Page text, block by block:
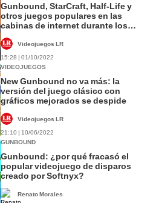
Gunbound, StarCraft, Half-Life y
otros juegos populares en las
cabinas de internet durante los
Videojuegos LR
15:28 | 01/10/2022
VIDEOJUEGOS
New Gunbound no va más: la
versión del juego clásico con
gráficos mejorados se despide
Videojuegos LR
21:10 | 10/06/2022
GUNBOUND
Gunbound: ¿por qué fracasó el
popular videojuego de disparos
creado por Softnyx?
Renato Morales